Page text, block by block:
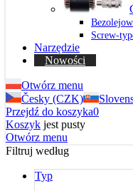
Screw-
Narzędzie
Nowości
Otwórz menu
Česky (CZK)
Przejdź do koszyka0
Koszyk jest pusty
Otwórz menu
Filtruj według
Typ